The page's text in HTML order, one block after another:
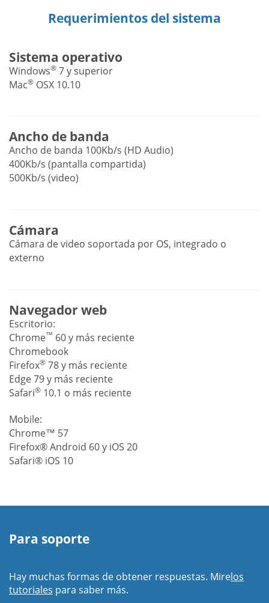
Requerimientos del sistema
Sistema operativo
Windows® 7 y superior
Mac® OSX 10.10
Ancho de banda
Ancho de banda 100Kb/s (HD Audio)
400Kb/s (pantalla compartida)
500Kb/s (video)
Cámara
Cámara de video soportada por OS, integrado o
externo
Navegador web
Escritorio:
Chrome™ 60 y más reciente
Chromebook
Firefox® 78 y más reciente
Edge 79 y más reciente
Safari® 10.1 o más reciente
Mobile:
Chrome™ 57
Firefox® Android 60 y iOS 20
Safari® iOS 10
Para soporte
Hay muchas formas de obtener respuestas. Mirelos
tutoriales para saber más.